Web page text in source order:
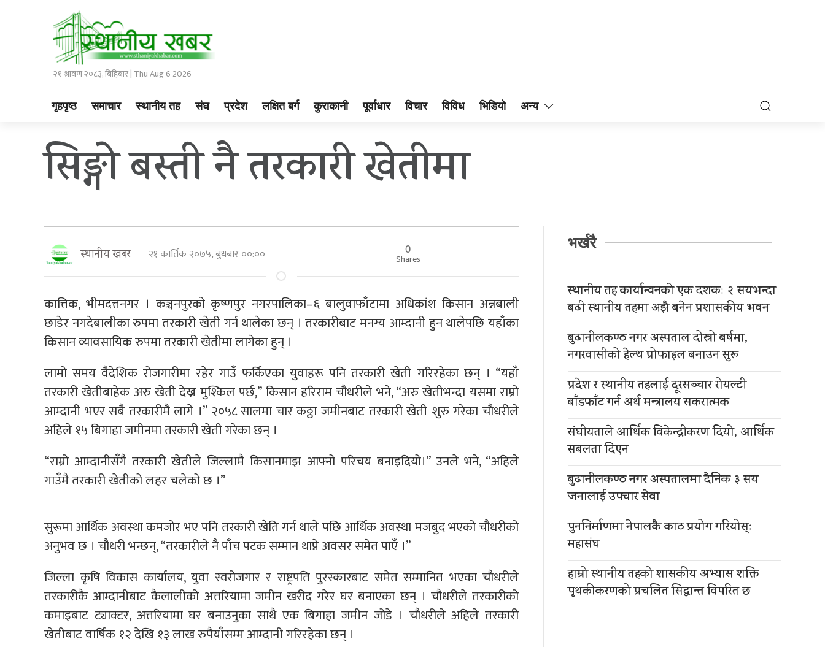
२१ श्रावण २०८३, बिहिबार | Thu Aug 6 2026
गृहपृष्ठ समाचार स्थानीय तह संघ प्रदेश लक्षित बर्ग कुराकानी पूर्वाधार विचार विविध भिडियो अन्य
सिङ्गो बस्ती नै तरकारी खेतीमा
स्थानीय खबर २१ कार्तिक २०७५, बुधबार ००:०० 0
Shares
कात्तिक, भीमदत्तनगर । कञ्चनपुरको कृष्णपुर नगरपालिका–६ बालुवाफाँटामा अधिकांश किसान अन्नबाली
छाडेर नगदेबालीका रुपमा तरकारी खेती गर्न थालेका छन् । तरकारीबाट मनग्य आम्दानी हुन थालेपछि यहाँका
किसान व्यावसायिक रुपमा तरकारी खेतीमा लागेका हुन् ।
लामो समय वैदेशिक रोजगारीमा रहेर गाउँ फर्किएका युवाहरू पनि तरकारी खेती गरिरहेका छन् । “यहाँ
तरकारी खेतीबाहेक अरु खेती देख्न मुश्किल पर्छ,” किसान हरिराम चौधरीले भने, “अरु खेतीभन्दा यसमा राम्रो
आम्दानी भएर सबै तरकारीमै लागे ।” २०५८ सालमा चार कठ्ठा जमीनबाट तरकारी खेती शुरु गरेका चौधरीले
अहिले १५ बिगाहा जमीनमा तरकारी खेती गरेका छन् ।
“राम्रो आम्दानीसँगै तरकारी खेतीले जिल्लामै किसानमाझ आफ्नो परिचय बनाइदियो।” उनले भने, “अहिले
गाउँमै तरकारी खेतीको लहर चलेको छ ।”
सुरूमा आर्थिक अवस्था कमजोर भए पनि तरकारी खेति गर्न थाले पछि आर्थिक अवस्था मजबुद भएको चौधरीको
अनुभव छ । चौधरी भन्छन्, “तरकारीले नै पाँच पटक सम्मान थाप्ने अवसर समेत पाएँ ।”
जिल्ला कृषि विकास कार्यालय, युवा स्वरोजगार र राष्ट्रपति पुरस्कारबाट समेत सम्मानित भएका चौधरीले
तरकारीकै आम्दानीबाट कैलालीको अत्तरियामा जमीन खरीद गरेर घर बनाएका छन् । चौधरीले तरकारीको
कमाइबाट ट्याक्टर, अत्तरियामा घर बनाउनुका साथै एक बिगाहा जमीन जोडे । चौधरीले अहिले तरकारी
खेतीबाट वार्षिक १२ देखि १३ लाख रुपैयाँसम्म आम्दानी गरिरहेका छन् ।
भर्खरै
स्थानीय तह कार्यान्वनको एक दशकः २ सयभन्दा
बढी स्थानीय तहमा अझै बनेन प्रशासकीय भवन
बुढानीलकण्ठ नगर अस्पताल दोस्रो बर्षमा,
नगरवासीको हेल्थ प्रोफाइल बनाउन सुरू
प्रदेश र स्थानीय तहलाई दूरसञ्चार रोयल्टी
बाँडफाँट गर्न अर्थ मन्त्रालय सकरात्मक
संघीयताले आर्थिक विकेन्द्रीकरण दियो, आर्थिक
सबलता दिएन
बुढानीलकण्ठ नगर अस्पतालमा दैनिक ३ सय
जनालाई उपचार सेवा
पुननिर्माणमा नेपालकै काठ प्रयोग गरियोस्ः
महासंघ
हाम्रो स्थानीय तहको शासकीय अभ्यास शक्ति
पृथकीकरणको प्रचलित सिद्धान्त विपरित छ